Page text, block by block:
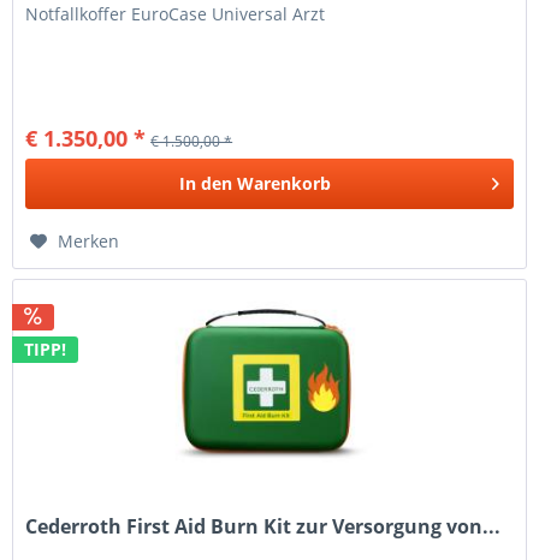
Notfallkoffer EuroCase Universal Arzt
€ 1.350,00 * € 1.500,00 *
In den Warenkorb
Merken
TIPP!
Cederroth First Aid Burn Kit zur Versorgung von...